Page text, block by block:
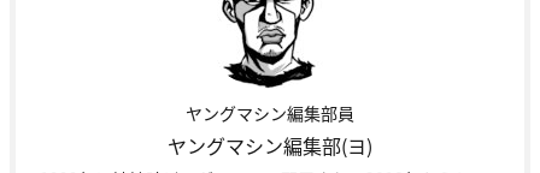
ヤングマシン編集部員
ヤングマシン編集部(ヨ)